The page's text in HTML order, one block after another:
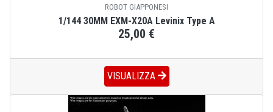
ROBOT GIAPPONESI
1/144 30MM EXM-X20A Levinix Type A
25,00 €
VISUALIZZA